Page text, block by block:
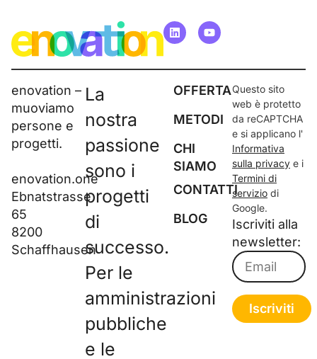
enovation –
muoviamo
persone e
progetti.
enovation.one
Ebnatstrasse
65
8200
Schaffhausen
La
nostra
passione
sono i
progetti
di
successo.
Per le
amministrazioni
pubbliche
e le
OFFERTA
METODI
CHI
SIAMO
CONTATTI
BLOG
Questo sito
web è protetto
da reCAPTCHA
e si applicano l'
Informativa
sulla privacy e i
Termini di
servizio di
Google.
Iscriviti alla
newsletter:
Iscriviti